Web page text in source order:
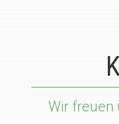
Wir freuen